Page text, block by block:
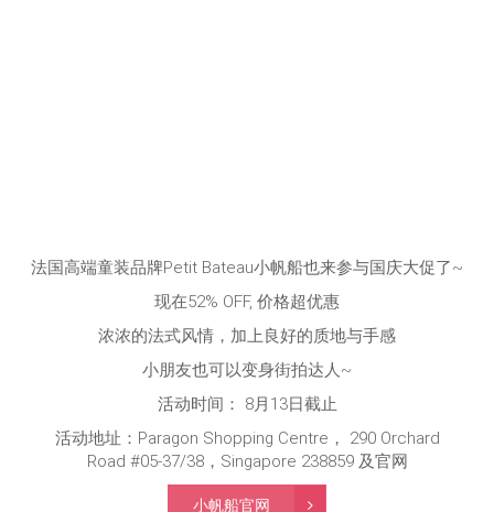
法国高端童装品牌Petit Bateau小帆船也来参与国庆大促了~
现在52% OFF, 价格超优惠
浓浓的法式风情，加上良好的质地与手感
小朋友也可以变身街拍达人~
活动时间： 8月13日截止
活动地址：Paragon Shopping Centre， 290 Orchard
Road #05-37/38，Singapore 238859 及官网
小帆船官网